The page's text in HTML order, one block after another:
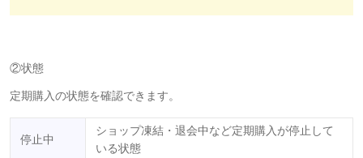
②状態
定期購入の状態を確認できます。
停止中
ショップ凍結・退会中など定期購入が停止して
いる状態